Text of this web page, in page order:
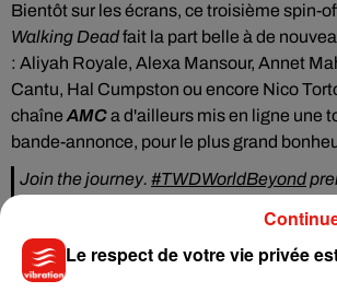
Bientôt sur les écrans, ce troisième spin-
Walking Deadfait la part belle à de
: Aliyah Royale, Alexa Mansour, Annet
Cantu, Hal Cumpston ou encore Nico
chaîne AMCa d'ailleurs mis en ligne une
bande-annonce, pour le plus grand
Join the journey. #TWDWorldBeyond
— TWDWorldBeyond
2020
Le respect de votre vie privée